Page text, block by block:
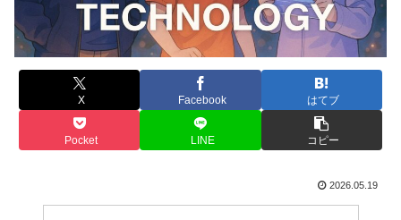
X Facebook はてブ
Pocket LINE コピー
2026.05.19